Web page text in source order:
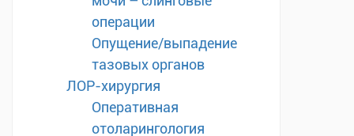
операции
Опущение/выпадение
тазовых органов
ЛОР-хирургия
Оперативная
отоларингология